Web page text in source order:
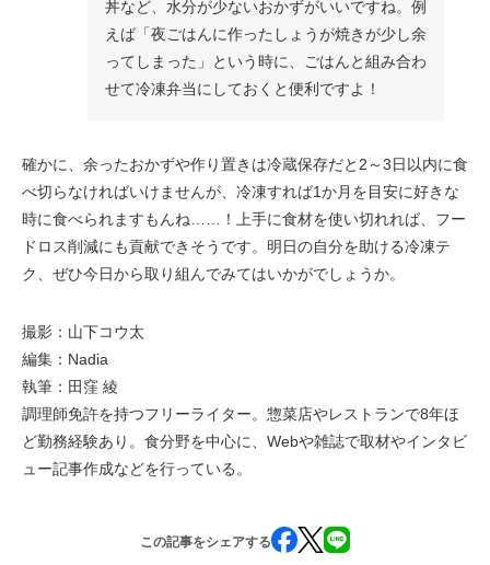
丼など、水分が少ないおかずがいいですね。例
えば「夜ごはんに作ったしょうが焼きが少し余
ってしまった」という時に、ごはんと組み合わ
せて冷凍弁当にしておくと便利ですよ！
確かに、余ったおかずや作り置きは冷蔵保存だと2～3日以内に食
べ切らなければいけませんが、冷凍すれば1か月を目安に好きな
時に食べられますもんね……！上手に食材を使い切れれば、フー
ドロス削減にも貢献できそうです。明日の自分を助ける冷凍テ
ク、ぜひ今日から取り組んでみてはいかがでしょうか。
撮影：山下コウ太
編集：Nadia
執筆：田窪 綾
調理師免許を持つフリーライター。惣菜店やレストランで8年ほ
ど勤務経験あり。食分野を中心に、Webや雑誌で取材やインタビ
ュー記事作成などを行っている。
この記事をシェアする